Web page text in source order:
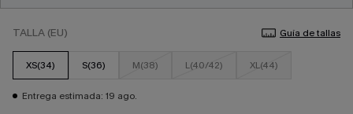
TALLA (EU) Guía de tallas
XS(34) S(36) M(38) L(40/42) XL(44)
Entrega estimada: 19 ago.